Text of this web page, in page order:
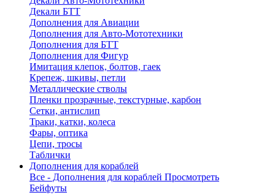
Декали БТТ
Дополнения для Авиации
Дополнения для Авто-Мототехники
Дополнения для БТТ
Дополнения для Фигур
Имитация клепок, болтов, гаек
Крепеж, шкивы, петли
Металлические стволы
Пленки прозрачные, текстурные, карбон
Сетки, антислип
Траки, катки, колеса
Фары, оптика
Цепи, тросы
Таблички
Дополнения для кораблей
Все - Дополнения для кораблей Просмотреть
Бейфуты